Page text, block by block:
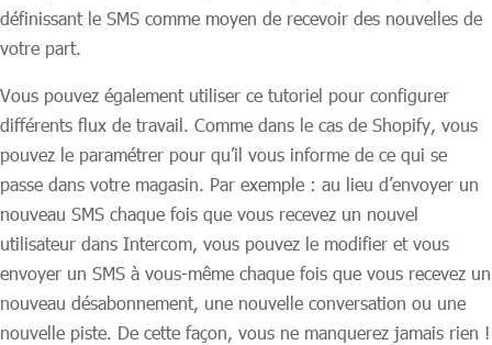
définissant le SMS comme moyen de recevoir des nouvelles de
votre part.
Vous pouvez également utiliser ce tutoriel pour configurer
différents flux de travail. Comme dans le cas de Shopify, vous
pouvez le paramétrer pour qu’il vous informe de ce qui se
passe dans votre magasin. Par exemple : au lieu d’envoyer un
nouveau SMS chaque fois que vous recevez un nouvel
utilisateur dans Intercom, vous pouvez le modifier et vous
envoyer un SMS à vous-même chaque fois que vous recevez un
nouveau désabonnement, une nouvelle conversation ou une
nouvelle piste. De cette façon, vous ne manquerez jamais rien !